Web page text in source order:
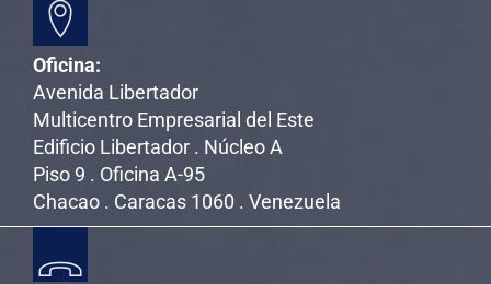
Oficina:
Avenida Libertador
Multicentro Empresarial del Este
Edificio Libertador . Núcleo A
Piso 9 . Oficina A-95
Chacao . Caracas 1060 . Venezuela